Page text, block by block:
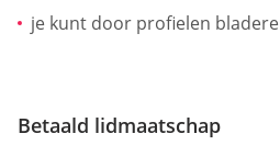
je kunt door profielen
Betaald lidmaatschap